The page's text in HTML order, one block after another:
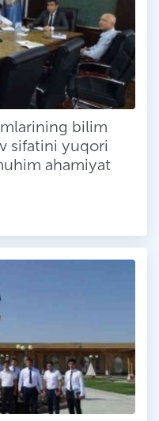
bilim
sifatini yuqori
ahamiyat